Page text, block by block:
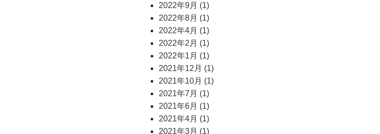
2022年9月 (1)
2022年8月 (1)
2022年4月 (1)
2022年2月 (1)
2022年1月 (1)
2021年12月 (1)
2021年10月 (1)
2021年7月 (1)
2021年6月 (1)
2021年4月 (1)
2021年3月 (1)